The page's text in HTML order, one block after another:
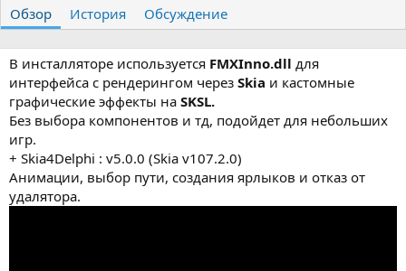
т
о
т
а
о
д
а
н
я
г
и
Обзор История Обсуждение
В инсталляторе используется FMXInno.dll для
интерфейса с рендерингом через Skia и кастомные
графические эффекты на SKSL.
Без выбора компонентов и тд, подойдет для небольших
игр.
+ Skia4Delphi : v5.0.0 (Skia v107.2.0)
Анимации, выбор пути, создания ярлыков и отказ от
удалятора.